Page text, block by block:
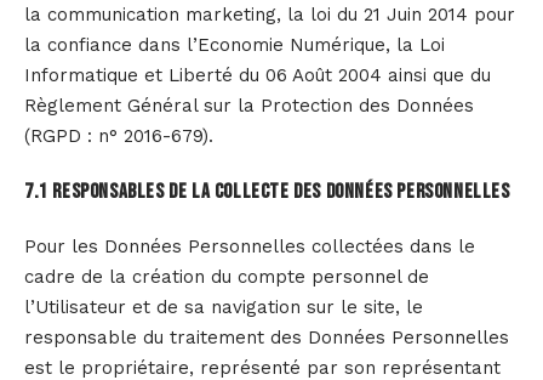
la communication marketing, la loi du 21 Juin 2014 pour
la confiance dans l’Economie Numérique, la Loi
Informatique et Liberté du 06 Août 2004 ainsi que du
Règlement Général sur la Protection des Données
(RGPD : n° 2016-679).
7.1 Responsables de la collecte des données personnelles
Pour les Données Personnelles collectées dans le
cadre de la création du compte personnel de
l’Utilisateur et de sa navigation sur le site, le
responsable du traitement des Données Personnelles
est le propriétaire, représenté par son représentant